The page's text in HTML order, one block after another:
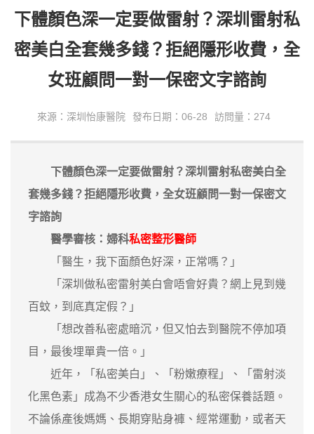
下體顏色深一定要做雷射？深圳雷射私
密美白全套幾多錢？拒絕隱形收費，全
女班顧問一對一保密文字諮詢
來源：深圳怡康醫院 發布日期：06-28 訪問量：274
下體顏色深一定要做雷射？深圳雷射私密美白全
套幾多錢？拒絕隱形收費，全女班顧問一對一保密文
字諮詢
醫學審核：婦科私密整形醫師
「醫生，我下面顏色好深，正常嗎？」
「深圳做私密雷射美白會唔會好貴？網上見到幾
百蚊，到底真定假？」
「想改善私密處暗沉，但又怕去到醫院不停加項
目，最後埋單貴一倍。」
近年，「私密美白」、「粉嫩療程」、「雷射淡
化黑色素」成為不少香港女生關心的私密保養話題。
不論係產後媽媽、長期穿貼身褲、經常運動，或者天